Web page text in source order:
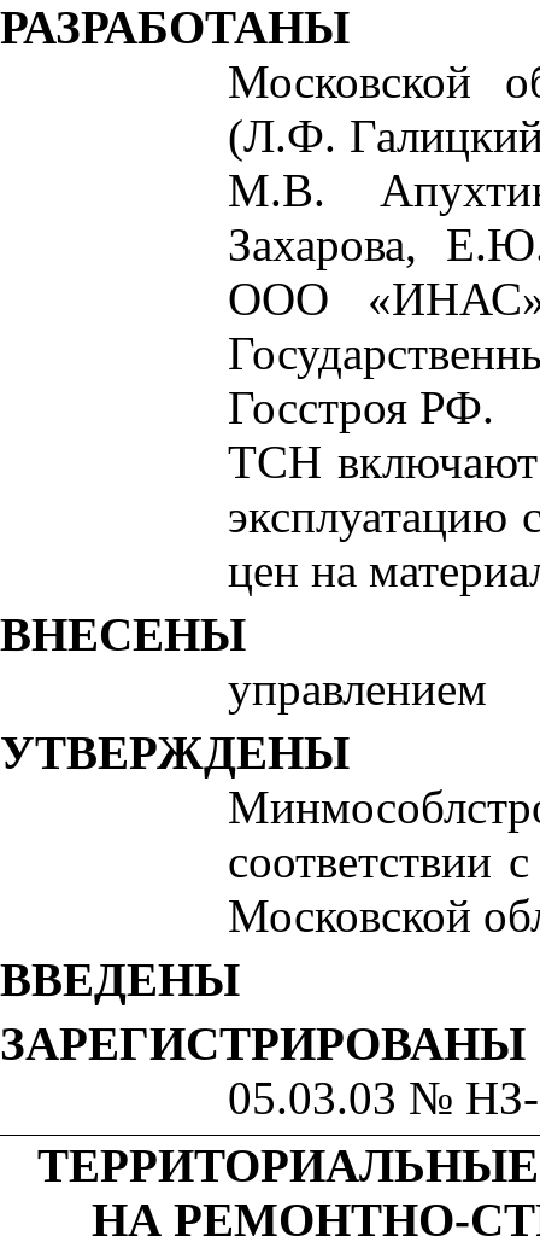
РАЗРАБОТАНЫ
Московской
(Л.Ф. Гал
М.В.
Захарова,
ООО «ИНАС
Госстроя РФ.
ТСН включают
эксплуатацию
цен на
ВНЕСЕНЫ
управлением
УТВЕРЖДЕНЫ
Минмособлст
соответствии
Московской
ВВЕДЕНЫ
ЗАРЕГИСТРИРОВАНЫ
05.03.03 №
НА РЕМОНТНО-С